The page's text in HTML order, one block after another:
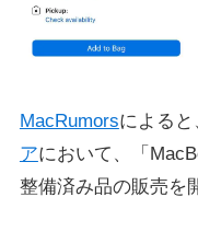
MacRumorsによる
アにおいて、「
整備済み品の販売を